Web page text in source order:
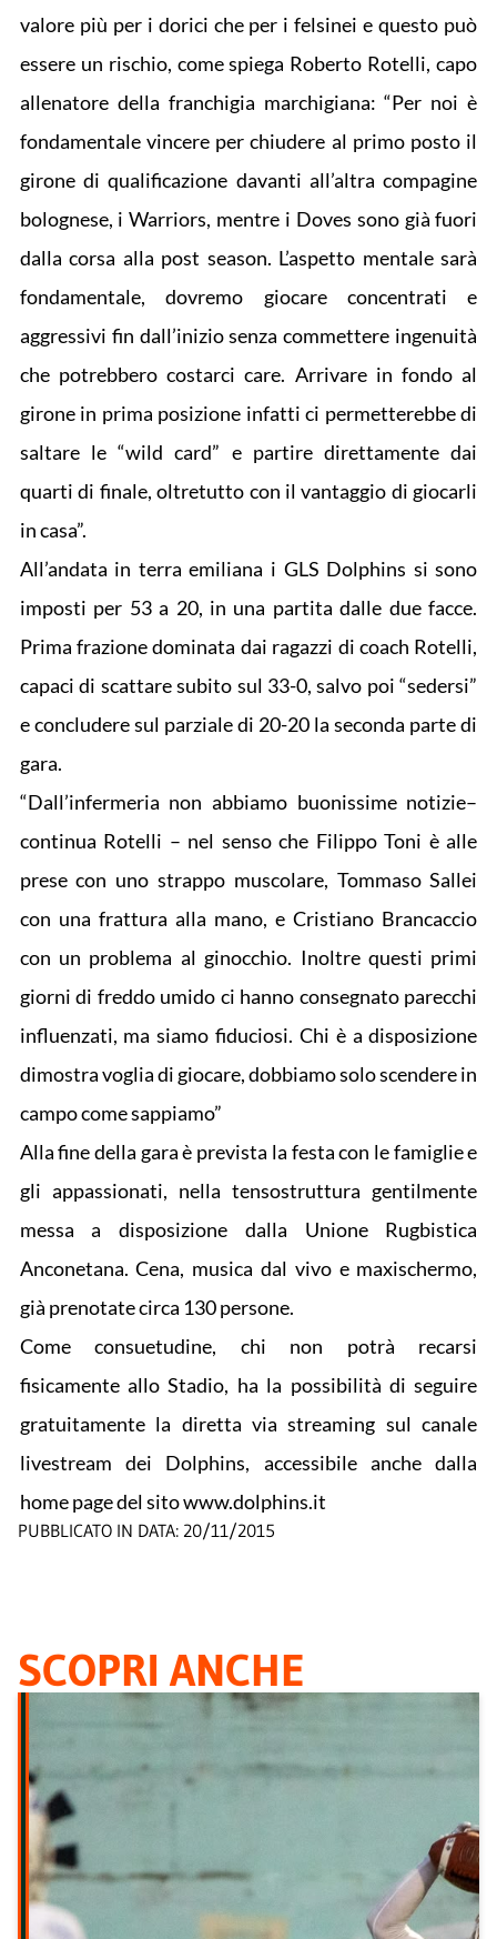
valore più per i dorici che per i felsinei e questo può
essere un rischio, come spiega Roberto Rotelli, capo
allenatore della franchigia marchigiana: “Per noi è
fondamentale vincere per chiudere al primo posto il
girone di qualificazione davanti all’altra compagine
bolognese, i Warriors, mentre i Doves sono già fuori
dalla corsa alla post season. L’aspetto mentale sarà
fondamentale, dovremo giocare concentrati e
aggressivi fin dall’inizio senza commettere ingenuità
che potrebbero costarci care. Arrivare in fondo al
girone in prima posizione infatti ci permetterebbe di
saltare le “wild card” e partire direttamente dai
quarti di finale, oltretutto con il vantaggio di giocarli
in casa”.
All’andata in terra emiliana i GLS Dolphins si sono
imposti per 53 a 20, in una partita dalle due facce.
Prima frazione dominata dai ragazzi di coach Rotelli,
capaci di scattare subito sul 33-0, salvo poi “sedersi”
e concludere sul parziale di 20-20 la seconda parte di
gara.
“Dall’infermeria non abbiamo buonissime notizie–
continua Rotelli – nel senso che Filippo Toni è alle
prese con uno strappo muscolare, Tommaso Sallei
con una frattura alla mano, e Cristiano Brancaccio
con un problema al ginocchio. Inoltre questi primi
giorni di freddo umido ci hanno consegnato parecchi
influenzati, ma siamo fiduciosi. Chi è a disposizione
dimostra voglia di giocare, dobbiamo solo scendere in
campo come sappiamo”
Alla fine della gara è prevista la festa con le famiglie e
gli appassionati, nella tensostruttura gentilmente
messa a disposizione dalla Unione Rugbistica
Anconetana. Cena, musica dal vivo e maxischermo,
già prenotate circa 130 persone.
Come consuetudine, chi non potrà recarsi
fisicamente allo Stadio, ha la possibilità di seguire
gratuitamente la diretta via streaming sul canale
livestream dei Dolphins, accessibile anche dalla
home page del sito www.dolphins.it
PUBBLICATO IN DATA: 20/11/2015
SCOPRI ANCHE